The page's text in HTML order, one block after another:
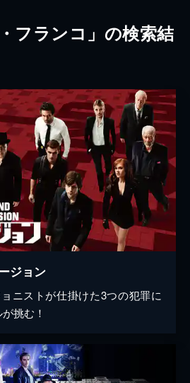
フランコ」の検索結
ジョン
ニストが仕掛けた3つの犯罪に
挑む！